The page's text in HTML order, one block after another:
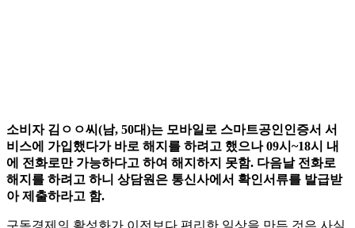
소비자 김ㅇㅇ씨(남, 50대)는 모바일로 스마트공인인증서 서
비스에 가입했다가 바로 해지를 하려고 했으나 09시~18시 내
에 전화로만 가능하다고 하여 해지하지 못함. 다음날 전화로
해지를 하려고 하니 상담원은 통신사에서 확인서류를 발급받
아 제출하라고 함.